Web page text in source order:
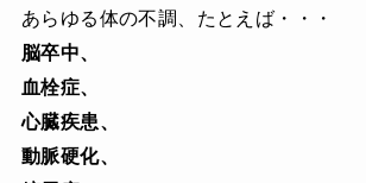
あらゆる体の不調、たとえば・・・
脳卒中、
血栓症、
心臓疾患、
動脈硬化、